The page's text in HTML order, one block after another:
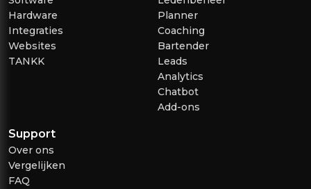
Hardware
Integraties
Websites
TANKK
Planner
Coaching
Bartender
Leads
Analytics
Chatbot
Add-ons
Support
Over ons
Vergelijken
FAQ